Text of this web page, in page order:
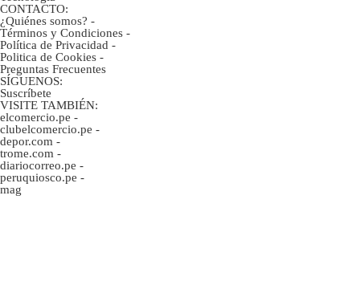
CONTACTO:
¿Quiénes somos? -
Términos y Condiciones -
Política de Privacidad -
Politica de Cookies -
Preguntas Frecuentes
SÍGUENOS:
Suscríbete
VISITE TAMBIÉN:
elcomercio.pe -
clubelcomercio.pe -
depor.com -
trome.com -
diariocorreo.pe -
peruquiosco.pe -
mag